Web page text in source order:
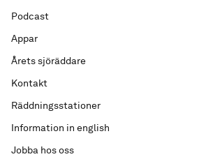
Podcast
Appar
Årets sjöräddare
Kontakt
Räddningsstationer
Information in english
Jobba hos oss